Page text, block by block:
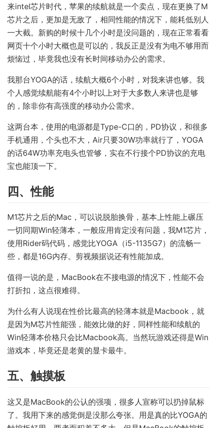
来intel芯片时代，苹果的续航就是一个卖点，现在更换了M
芯片之后，更加是无敌了，相同性能的情况下，能耗低别人
一大截。新购的时候十几个小时是没问题的，现在正常看看
网页十个小时大概也是可以的，我反正是没有为电不够用而
烦恼过，毕竟我也没有长时间移动办公的需求。
我那台YOGA的话，续航大概6个小时，对我来讲也够。我
个人感觉续航能有4个小时以上对于大多数人来讲也是够
的，除非你有高强度的移动办公需求。
这两台本，使用的电源都是Type-C口的，PD协议，和很多
手机通用，个头也不大，Air只要30W功率就行了，YOGA
的话64W功率充电头也管够，实在不行接个PD协议的充电
宝也能顶一下。
四、性能
M1芯片之后的Mac，可以说脱胎换骨，基本上性能上碾压
一切同期Win轻薄本，一般应用肯定没有问题，我M1芯片，
使用Rider码代码，感觉比YOGA（i5-1135G7）的流畅一
些，都是16G内存。剪视频据说还有性能加成。
值得一说的是，MacBook在不接电源的情况下，性能不会
打折扣，这点很难得。
为什么有人说现在性价比最高的轻薄本就是Macbook，就
是因为M芯片性能强，能效比做的好，同样性能和续航的
Win轻薄本价格只会比Macbook高。当然玩游戏还得是Win
游戏本，毕竟还是老黄的显卡最牛。
五、触摸板
这又是MacBook的公认的强项，很多人宣称可以扔掉鼠标
了。我用下来的感觉倒是没那么夸张。用是真的比YOGA的